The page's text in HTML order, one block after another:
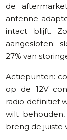
de
antenne-
intact blijft.
aangesloten;
27% van
Actiepunten:
op de 12V
radio definitief
wilt
breng de juiste